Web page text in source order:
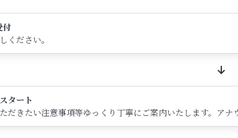
付
ください。
タート
だきたい注意事項等ゆっくり丁寧にご案内いたします。ア